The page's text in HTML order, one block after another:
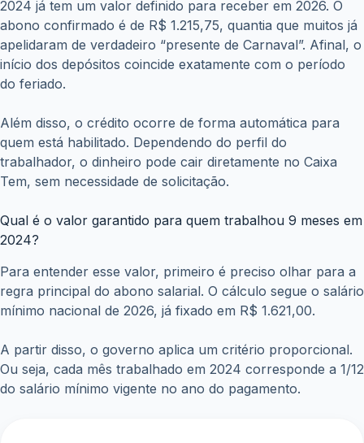
2024 já tem um valor definido para receber em 2026. O
abono confirmado é de R$ 1.215,75, quantia que muitos já
apelidaram de verdadeiro “presente de Carnaval”. Afinal, o
início dos depósitos coincide exatamente com o período
do feriado.
Além disso, o crédito ocorre de forma automática para
quem está habilitado. Dependendo do perfil do
trabalhador, o dinheiro pode cair diretamente no Caixa
Tem, sem necessidade de solicitação.
Qual é o valor garantido para quem trabalhou 9 meses em
2024?
Para entender esse valor, primeiro é preciso olhar para a
regra principal do abono salarial. O cálculo segue o salário
mínimo nacional de 2026, já fixado em R$ 1.621,00.
A partir disso, o governo aplica um critério proporcional.
Ou seja, cada mês trabalhado em 2024 corresponde a 1/12
do salário mínimo vigente no ano do pagamento.